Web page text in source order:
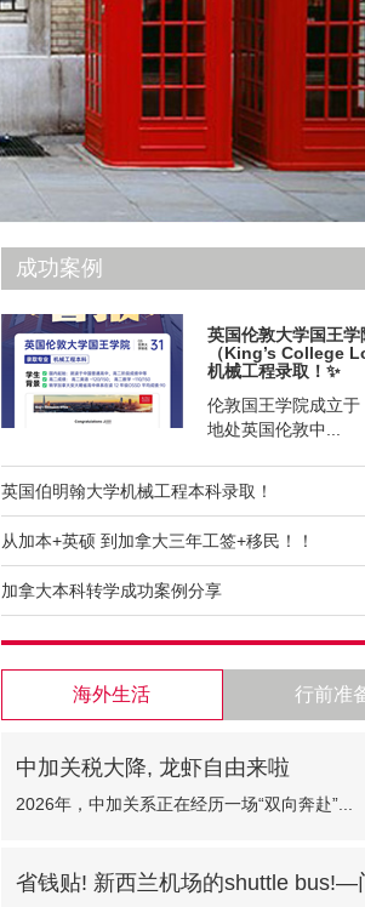
成功案例
英国伦敦大学国王学
（King’s College
机械工程录取！✨
伦敦国王学院成立于
地处英国伦敦中...
英国伯明翰大学机械工程本科录取！
从加本+英硕 到加拿大三年工签+移民！！
加拿大本科转学成功案例分享
海外生活 行前准
中加关税大降, 龙虾自由来啦
2026年，中加关系正在经历一场“双向奔赴”...